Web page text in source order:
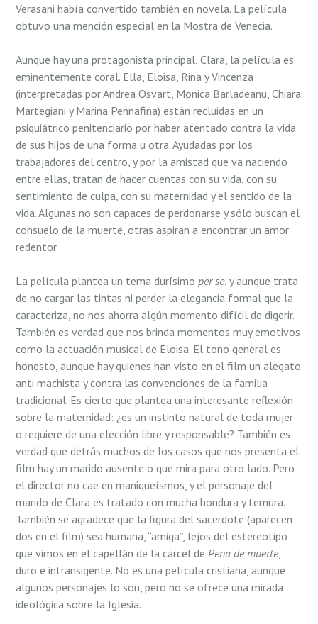
Verasani había convertido también en novela. La película
obtuvo una mención especial en la Mostra de Venecia.
Aunque hay una protagonista principal, Clara, la película es
eminentemente coral. Ella, Eloisa, Rina y Vincenza
(interpretadas por Andrea Osvart, Monica Barladeanu, Chiara
Martegiani y Marina Pennafina) están recluidas en un
psiquiátrico penitenciario por haber atentado contra la vida
de sus hijos de una forma u otra. Ayudadas por los
trabajadores del centro, y por la amistad que va naciendo
entre ellas, tratan de hacer cuentas con su vida, con su
sentimiento de culpa, con su maternidad y el sentido de la
vida. Algunas no son capaces de perdonarse y sólo buscan el
consuelo de la muerte, otras aspiran a encontrar un amor
redentor.
La película plantea un tema durísimoper se, y aunque trata
de no cargar las tintas ni perder la elegancia formal que la
caracteriza, no nos ahorra algún momento difícil de digerir.
También es verdad que nos brinda momentos muy emotivos
como la actuación musical de Eloisa. El tono general es
honesto, aunque hay quienes han visto en el film un alegato
anti machista y contra las convenciones de la familia
tradicional. Es cierto que plantea una interesante reflexión
sobre la maternidad: ¿es un instinto natural de toda mujer
o requiere de una elección libre y responsable? También es
verdad que detrás muchos de los casos que nos presenta el
film hay un marido ausente o que mira para otro lado. Pero
el director no cae en maniqueísmos, y el personaje del
marido de Clara es tratado con mucha hondura y ternura.
También se agradece que la figura del sacerdote (aparecen
dos en el film) sea humana, “amiga”, lejos del estereotipo
que vimos en el capellán de la cárcel dePena de muerte,
duro e intransigente. No es una película cristiana, aunque
algunos personajes lo son, pero no se ofrece una mirada
ideológica sobre la Iglesia.